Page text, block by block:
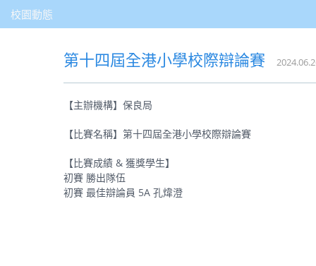
校園動態
第十四屆全港小學校際辯論賽
【主辦機構】保良局
【比賽名稱】第十四屆全港小學校際辯論賽
【比賽成績 & 獲獎學生】
初賽 勝出隊伍
初賽 最佳辯論員 5A 孔煒澄